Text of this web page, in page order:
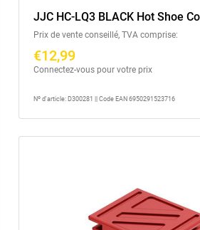
JJC HC-LQ3 BLACK Hot Shoe
Prix de vente conseillé, TVA comprise:
€12,99
Connectez-vous pour votre prix
Nº d'article: D300281 || Code EAN 6950291523716